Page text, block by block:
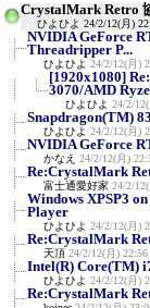
CrystalMark Retro
ひよひよ 24/2/12(月)
NVIDIA GeForce
Threadripper P...
ひよひよ 24/2/12(月)
[1920x1080]
3070/AMD
ひよひよ 24/2/
Snapdragon(TM)
ひよひよ 24/2/12(月)
NVIDIA GeForce
かなえ 24/2/12(月)
Re:CrystalMark
富士通愛好家 24/2/
Windows XPSP3
Player
ひよひよ 24/2/12(月)
Re:CrystalMark
天頂 24/2/12(月) 22:56
Intel(R) Core(TM)
ひよひよ 24/2/12(月)
Re:CrystalMark